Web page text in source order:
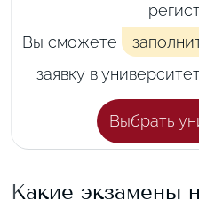
Вы сможете
заявку в
Выбрать
Какие экзамены